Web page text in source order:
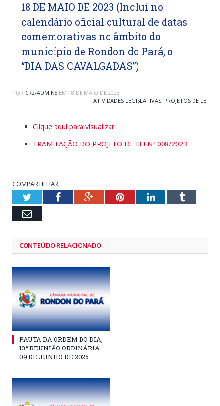
18 DE MAIO DE 2023 (Inclui no
calendário oficial cultural de datas
comemorativas no âmbito do
município de Rondon do Pará, o
“DIA DAS CAVALGADAS”)
POR CR2-ADMIN5 EM 18 DE MAIO DE 2023
ATIVIDADES LEGISLATIVAS, PROJETOS DE LEI
Clique aqui para visualizar
TRAMITAÇÃO DO PROJETO DE LEI Nº 008/2023
COMPARTILHAR:
TwitterFacebookGoogle+PinterestLinkedInTumblr
Email
CONTEÚDO RELACIONADO
PAUTA DA ORDEM DO DIA,
13ª REUNIÃO ORDINÁRIA –
09 DE JUNHO DE 2025